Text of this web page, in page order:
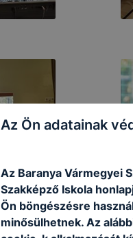
Az Ön adatainak
Az Baranya Vármegyei
Szakképző Iskola
Ön böngészésre
minősülhetnek. Az